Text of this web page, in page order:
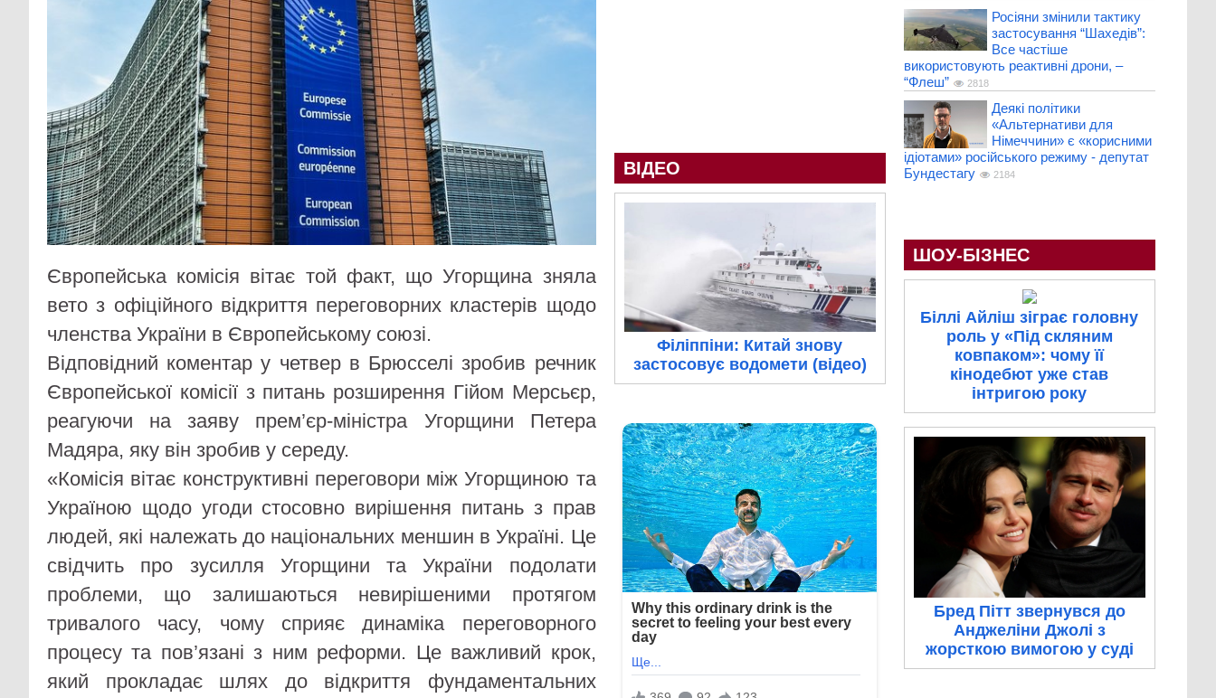
Європейська комісія вітає той факт, що Угорщина зняла
вето з офіційного відкриття переговорних кластерів щодо
членства України в Європейському союзі.
Відповідний коментар у четвер в Брюсселі зробив речник
Європейської комісії з питань розширення Гійом Мерсьєр,
реагуючи на заяву прем’єр-міністра Угорщини Петера
Мадяра, яку він зробив у середу.
«Комісія вітає конструктивні переговори між Угорщиною та
Україною щодо угоди стосовно вирішення питань з прав
людей, які належать до національних меншин в Україні. Це
свідчить про зусилля Угорщини та України подолати
проблеми, що залишаються невирішеними протягом
тривалого часу, чому сприяє динаміка переговорного
процесу та пов’язані з ним реформи. Це важливий крок,
який прокладає шлях до відкриття фундаментальних
ВІДЕО
Філіппіни: Китай знову
застосовує водомети (відео)
Росіяни змінили тактику
застосування “Шахедів”:
Все частіше
використовують реактивні дрони, –
“Флеш”
2818
Деякі політики
«Альтернативи для
Німеччини» є «корисними
ідіотами» російського режиму - депутат
Бундестагу
2184
ШОУ-БІЗНЕС
Біллі Айліш зіграє головну
роль у «Під скляним
ковпаком»: чому її
кінодебют уже став
інтригою року
Бред Пітт звернувся до
Анджеліни Джолі з
жорсткою вимогою у суді